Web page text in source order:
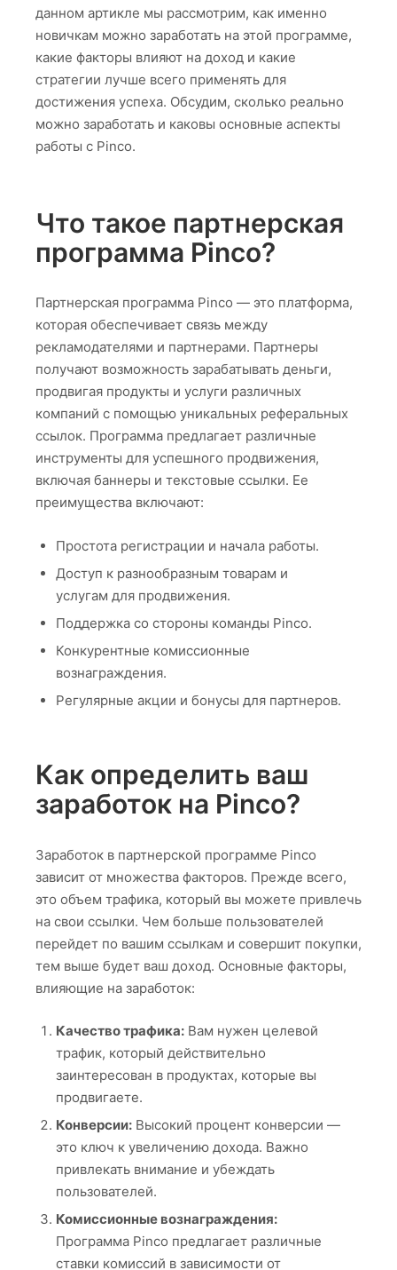
данном артикле мы рассмотрим, как именно
новичкам можно заработать на этой программе,
какие факторы влияют на доход и какие
стратегии лучше всего применять для
достижения успеха. Обсудим, сколько реально
можно заработать и каковы основные аспекты
работы с Pinco.
Что такое партнерская
программа Pinco?
Партнерская программа Pinco — это платформа,
которая обеспечивает связь между
рекламодателями и партнерами. Партнеры
получают возможность зарабатывать деньги,
продвигая продукты и услуги различных
компаний с помощью уникальных реферальных
ссылок. Программа предлагает различные
инструменты для успешного продвижения,
включая баннеры и текстовые ссылки. Ее
преимущества включают:
Простота регистрации и начала работы.
Доступ к разнообразным товарам и
услугам для продвижения.
Поддержка со стороны команды Pinco.
Конкурентные комиссионные
вознаграждения.
Регулярные акции и бонусы для партнеров.
Как определить ваш
заработок на Pinco?
Заработок в партнерской программе Pinco
зависит от множества факторов. Прежде всего,
это объем трафика, который вы можете привлечь
на свои ссылки. Чем больше пользователей
перейдет по вашим ссылкам и совершит покупки,
тем выше будет ваш доход. Основные факторы,
влияющие на заработок:
Качество трафика:Вам нужен целевой
трафик, который действительно
заинтересован в продуктах, которые вы
продвигаете.
Конверсии:Высокий процент конверсии —
это ключ к увеличению дохода. Важно
привлекать внимание и убеждать
пользователей.
Комиссионные вознаграждения:
Программа Pinco предлагает различные
ставки комиссий в зависимости от